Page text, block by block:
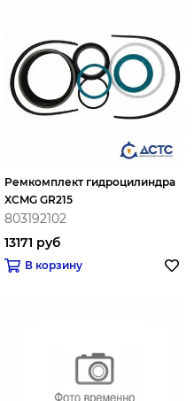
Ремкомплект гидроцилиндра
XCMG GR215
803192102
13171 руб
В корзину